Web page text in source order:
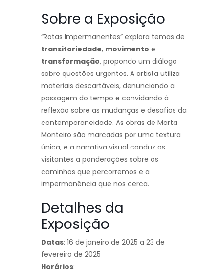
Sobre a Exposição
“Rotas Impermanentes” explora temas de
transitoriedade, movimento e
transformação, propondo um diálogo
sobre questões urgentes. A artista utiliza
materiais descartáveis, denunciando a
passagem do tempo e convidando à
reflexão sobre as mudanças e desafios da
contemporaneidade. As obras de Marta
Monteiro são marcadas por uma textura
única, e a narrativa visual conduz os
visitantes a ponderações sobre os
caminhos que percorremos e a
impermanência que nos cerca.
Detalhes da
Exposição
Datas: 16 de janeiro de 2025 a 23 de
fevereiro de 2025
Horários: